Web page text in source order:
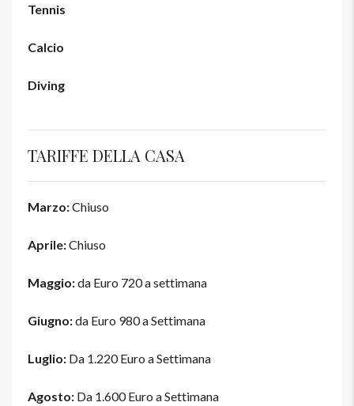
Tennis
Calcio
Diving
TARIFFE DELLA CASA
Marzo:Chiuso
Aprile:Chiuso
Maggio:da Euro 720 a settimana
Giugno:da Euro 980 a Settimana
Luglio: Da 1.220 Euro a Settimana
Agosto: Da 1.600 Euro a Settimana